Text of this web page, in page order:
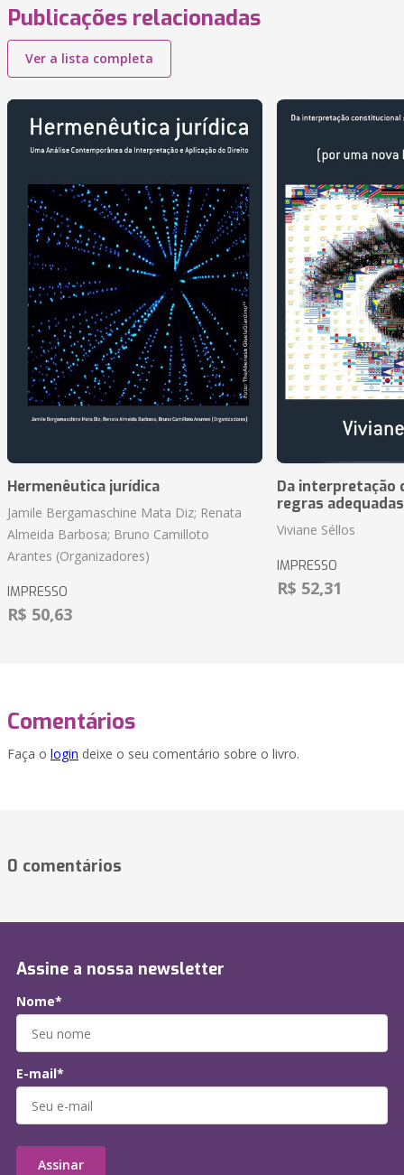
Publicações relacionadas
Ver a lista completa
Hermenêutica jurídica
Jamile Bergamaschine Mata Diz; Renata
Almeida Barbosa; Bruno Camilloto
Arantes (Organizadores)
IMPRESSO
R$ 50,63
Da interpretação
regras
Viviane Séllos
IMPRESSO
R$ 52,31
Comentários
Faça o login deixe o seu comentário sobre o livro.
0 comentários
Assine a nossa newsletter
Nome*
E-mail*
Assinar